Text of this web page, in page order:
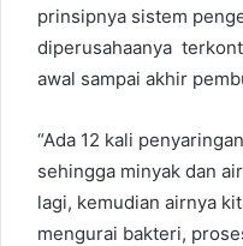
prinsipnya sistem
diperusahaanya
awal sampai akhir
“Ada 12 kali
sehingga minyak dan
lagi, kemudian airnya
mengurai bakteri,